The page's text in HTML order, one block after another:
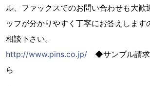
ル、ファックスでのお問い合わせも大歓
ッフが分かりやすく丁寧にお答えします
相談下さい。
http://www.pins.co.jp/ ◆サンプル請求
ら